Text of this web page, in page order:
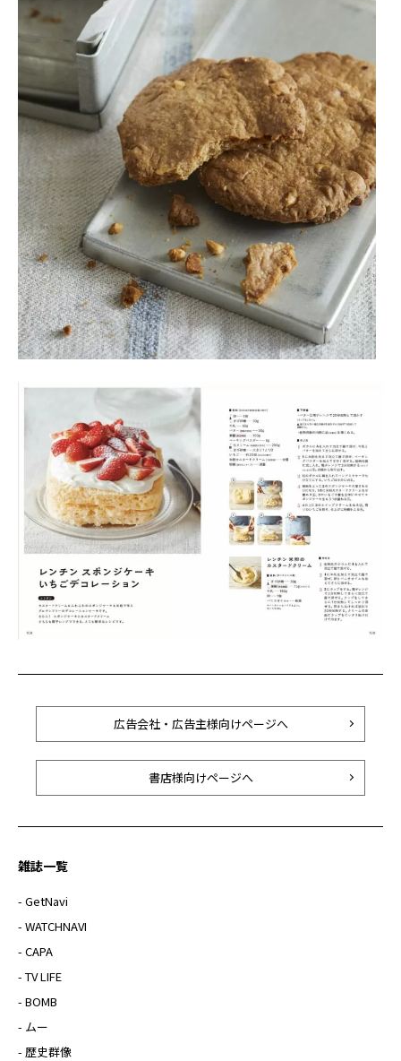
広告会社・広告主様向けページへ
書店様向けページへ
雑誌一覧
- GetNavi
- WATCHNAVI
- CAPA
- TV LIFE
- BOMB
- ムー
- 歴史群像